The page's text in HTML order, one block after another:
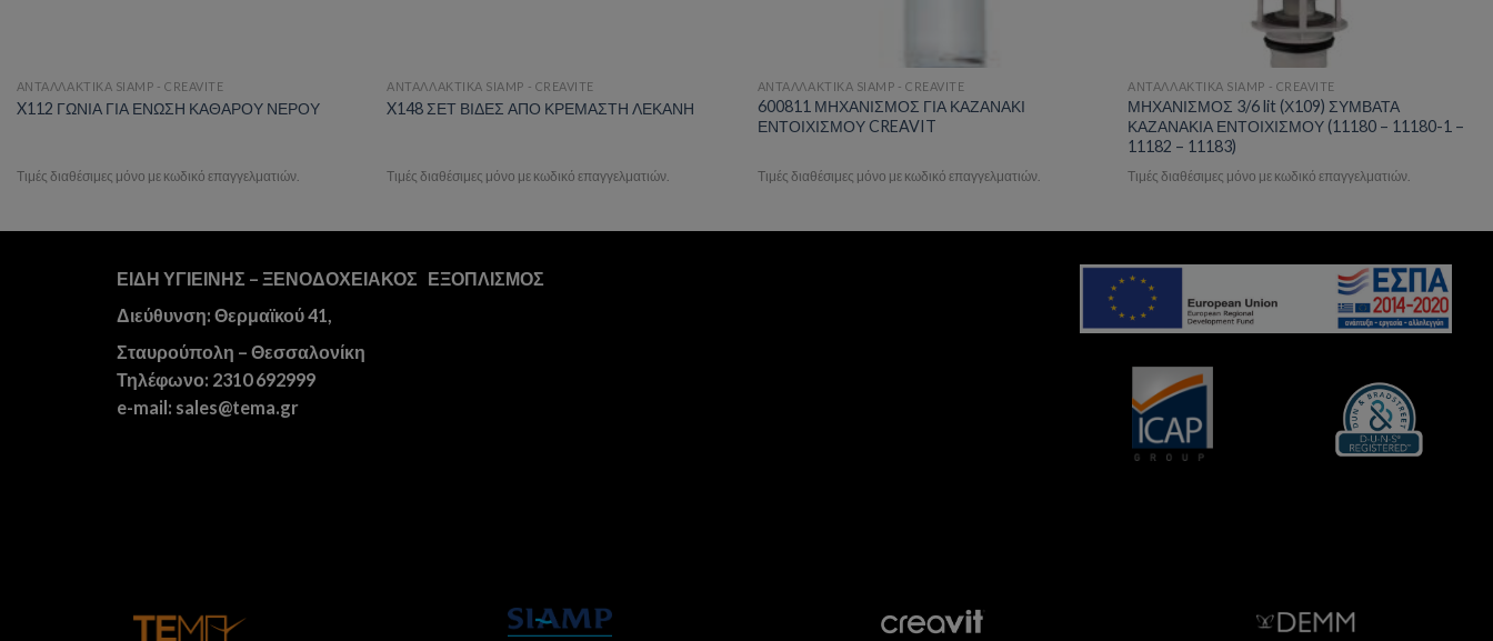
ΑΝΤΑΛΛΑΚΤΙΚΑ SIAMP - CREAVITE
X112 ΓΩΝΙΑ ΓΙΑ ΕΝΩΣΗ ΚΑΘΑΡΟΥ ΝΕΡΟΥ
Τιμές διαθέσιμες μόνο με κωδικό επαγγελματιών.
ΑΝΤΑΛΛΑΚΤΙΚΑ SIAMP - CREAVITE
X148 ΣΕΤ ΒΙΔΕΣ ΑΠΟ ΚΡΕΜΑΣΤΗ ΛΕΚΑΝΗ
Τιμές διαθέσιμες μόνο με κωδικό επαγγελματιών.
ΑΝΤΑΛΛΑΚΤΙΚΑ SIAMP - CREAVITE
600811 ΜΗΧΑΝΙΣΜΟΣ ΓΙΑ ΚΑΖΑΝΑΚΙ
ΕΝΤΟΙΧΙΣΜΟΥ CREAVIT
Τιμές διαθέσιμες μόνο με κωδικό επαγγελματιών.
ΑΝΤΑΛΛΑΚΤΙΚΑ SIAMP - CREAVITE
ΜΗΧΑΝΙΣΜΟΣ 3/6 lit (Χ109) ΣΥΜΒΑΤΑ
ΚΑΖΑΝΑΚΙΑ ΕΝΤΟΙΧΙΣΜΟΥ (11180 – 11180-1 –
11182 – 11183)
Τιμές διαθέσιμες μόνο με κωδικό επαγγελματιών.
ΕΙΔΗ ΥΓΙΕΙΝΗΣ – ΞΕΝΟΔΟΧΕΙΑΚΟΣ ΕΞΟΠΛΙΣΜΟΣ
Διεύθυνση: Θερμαϊκού 41,
Σταυρούπολη – Θεσσαλονίκη
Τηλέφωνο: 2310 692999
e-mail: sales@tema.gr